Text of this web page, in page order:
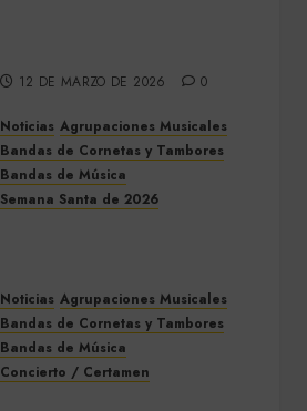
12 DE MARZO DE 2026 0
Noticias Agrupaciones Musicales
Bandas de Cornetas y Tambores
Bandas de Música
Semana Santa de 2026
5 DE MARZO DE 2026 0
Noticias Agrupaciones Musicales
Bandas de Cornetas y Tambores
Bandas de Música
Concierto / Certamen